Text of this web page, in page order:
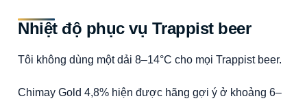
Nhiệt độ phục vụ Trappist beer
Tôi không dùng một dải 8–14°C cho mọi Trappist beer.
Chimay Gold 4,8% hiện được hãng gợi ý ở khoảng 6–